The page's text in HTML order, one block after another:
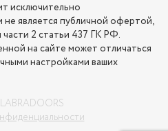
исключительно
является публичной офертой,
2 статьи 437 ГК РФ.
на сайте может отличаться
настройками ваших